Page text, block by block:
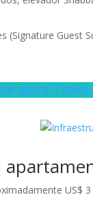
(Signature Guest
agora: Tabela
US$